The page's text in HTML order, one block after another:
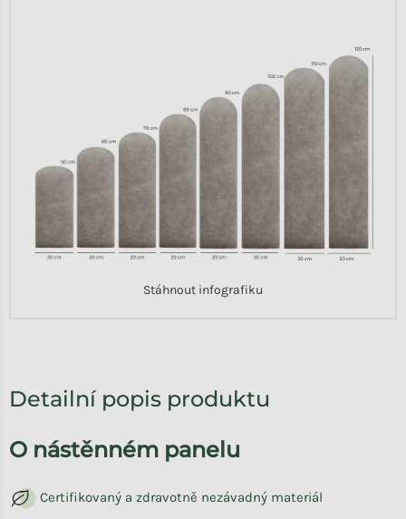
Stáhnout infografiku
Detailní popis produktu
O nástěnném panelu
Certifikovaný a zdravotně nezávadný materiál